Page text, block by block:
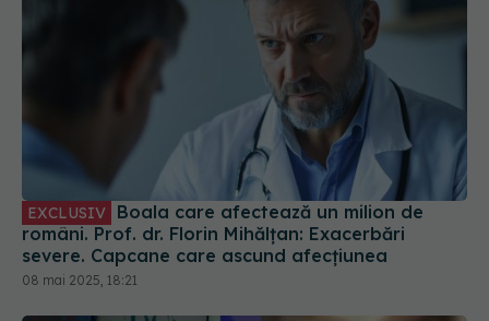
EXCLUSIV
români. Prof. dr. Florin Mihălțan: Exacerbări
severe. Capcane care ascund afecțiunea
08 mai 2025, 18:21